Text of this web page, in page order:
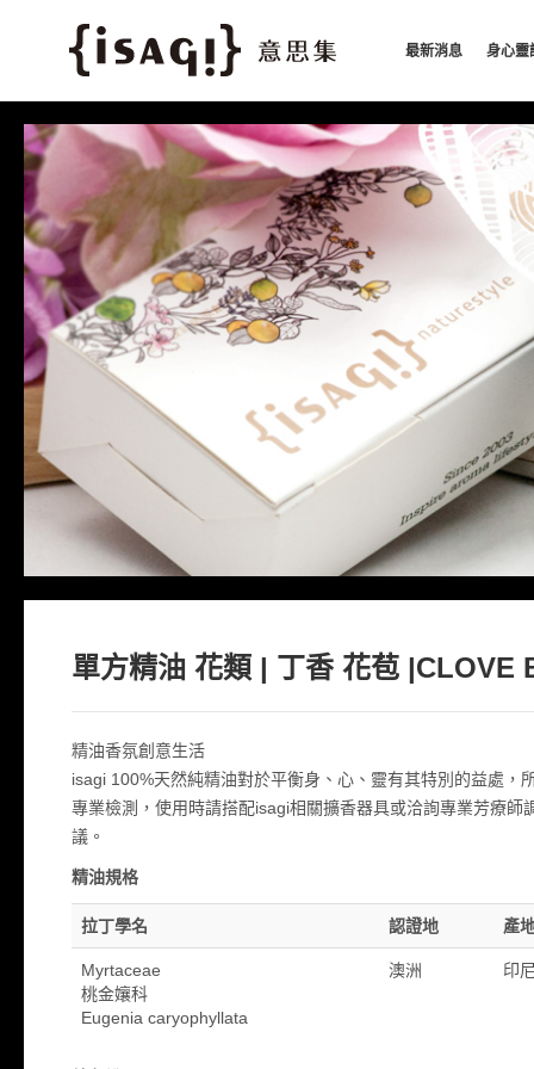
最新消息 身心靈
單方精油 花類 | 丁香 花苞 |CLOVE
精油香氛創意生活
isagi 100%天然純精油對於平衡身、心、靈有其特別的益處，
專業檢測，使用時請搭配isagi相關擴香器具或洽詢專業芳療
議。
精油規格
拉丁學名 認證地 產
Myrtaceae
桃金孃科
Eugenia caryophyllata
澳洲 印